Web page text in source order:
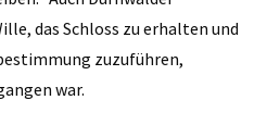
das Schloss zu erhalten und
zuzuführen,
war.